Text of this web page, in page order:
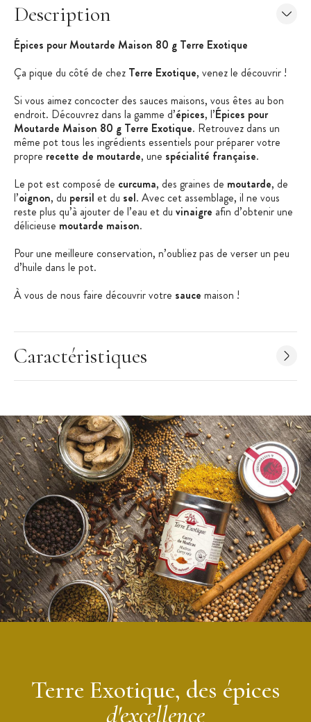
Description
Épices pour Moutarde Maison 80 g Terre Exotique
Ça pique du côté de chez Terre Exotique, venez le découvrir !
Si vous aimez concocter des sauces maisons, vous êtes au bon
endroit. Découvrez dans la gamme d’épices, l’Épices pour
Moutarde Maison 80 g Terre Exotique. Retrouvez dans un
même pot tous les ingrédients essentiels pour préparer votre
propre recette de moutarde, une spécialité française.
Le pot est composé de curcuma, des graines de moutarde, de
l’oignon, du persil et du sel. Avec cet assemblage, il ne vous
reste plus qu’à ajouter de l’eau et du vinaigre afin d’obtenir une
délicieuse moutarde maison.
Pour une meilleure conservation, n’oubliez pas de verser un peu
d’huile dans le pot.
À vous de nous faire découvrir votre sauce maison !
Parfaites pour votre moutarde maison
Notespiquantes
Mélange EpicesMoutarde
Ingrédients :moutarde, sel, curcuma, persil, oignon
Allergènes :moutarde,peut contenir d’éventuelles traces de
céleri, sésame, moutarde, fruits à coques.
Notespiquantes
Conditionnement : pot refermable
Contenance :80g
Utilisation :réhydratez le mélange avec 150 g d’eau et 150 g
de vinaigre de cidre avant de mixer pour obtenir une
moutardemaison.
Conservation : versez un peu d’huile à l’intérieur du pot au-
dessus de votre moutardepourune meilleure conservation
Origine : France
Caractéristiques
Terre Exotique, des épices
d'excellence